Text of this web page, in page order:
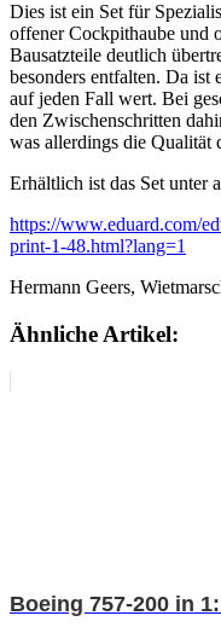
Dies ist ein Set für
offener Cockpithaube und
Bausatzteile deutlich
besonders entfalten. Da ist
auf jeden Fall wert. Bei
den Zwischenschritten
was allerdings die Qualität
Erhältlich ist das Set unter
https://www.eduard.com/
print-1-48.html?lang=1
Hermann Geers,
Ähnliche Artikel:
Boeing 757-200 in